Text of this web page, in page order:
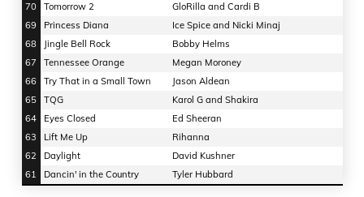
70 Tomorrow 2
GloRilla and Cardi B
69
Princess Diana
Ice Spice and Nicki Minaj
68
Jingle Bell Rock
Bobby Helms
67
Tennessee Orange
Megan Moroney
66
Try That in a Small Town
Jason Aldean
65
TQG
Karol G and Shakira
64
Eyes Closed
Ed Sheeran
63
Lift Me Up
Rihanna
62
Daylight
David Kushner
61
Dancin' in the Country Tyler Hubbard